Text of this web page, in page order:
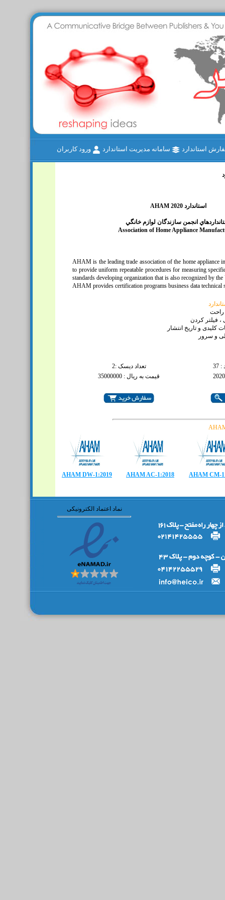
استاندارد سامانه مدیریت استاندارد ورود کاربران
AHAM 2020 استاندارد
انجمن سازندگان لوازم خانگي
Association of Home Appliance
AHAM is the leading trade association of the home appliance
to provide uniform repeatable procedures for measuring
standards developing organization that is also recognized by
AHAM provides certification programs business data technical
راحت
فیلتر کردن
و تاریخ انتشار
و سرور
تعداد دیسک :2
37
قیمت به ریال : 35000000
AHAM DW-1:2019 AHAM AC-1:2018 AHAM CM-
نماد اعتماد الکترونیکی